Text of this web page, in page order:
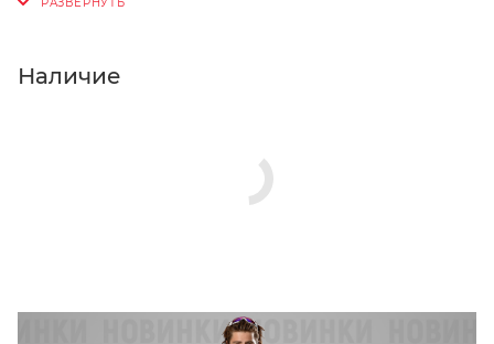
Нажмите кнопку «Оформить заказ».
Наличие